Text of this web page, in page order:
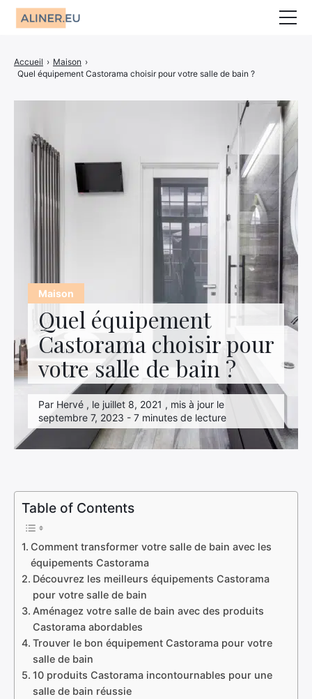
Maison
Quel équipement
Castorama choisir pour
votre salle de bain ?
Par Hervé , le juillet 8, 2021 , mis à jour le
septembre 7, 2023 - 7 minutes de lecture
Accueil › Maison ›
Quel équipement Castorama choisir pour votre salle de bain ?
Table of Contents
Comment transformer votre salle de bain avec les
équipements Castorama
Découvrez les meilleurs équipements Castorama
pour votre salle de bain
Aménagez votre salle de bain avec des produits
Castorama abordables
Trouver le bon équipement Castorama pour votre
salle de bain
10 produits Castorama incontournables pour une
salle de bain réussie
Décoration
Maison
Bien-être
Finance
Hightech
Immobilier
Loisirs
Maison
Marketing
Voyage